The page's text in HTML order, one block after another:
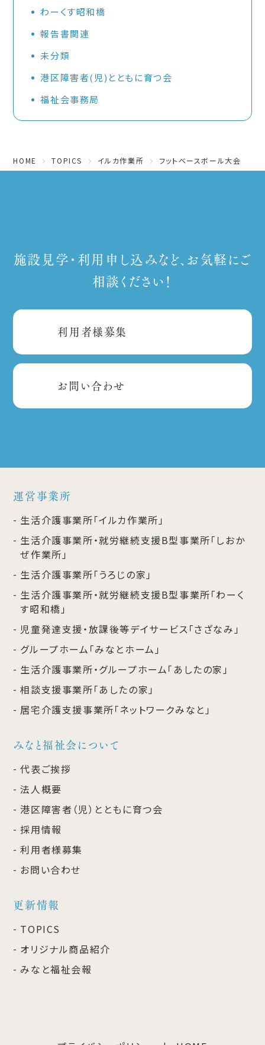
わーくす昭和橋
報告書関連
未分類
港区障害者(児)とともに育つ会
福祉会事務局
HOME TOPICS イルカ作業所 フットベースボール大会
施設見学・利用申し込みなど、お気軽にご
相談ください！
利用者様募集
お問い合わせ
運営事業所
生活介護事業所「イルカ作業所」
生活介護事業所・就労継続支援B型事業所「しおか
ぜ作業所」
生活介護事業所「うろじの家」
生活介護事業所・就労継続支援B型事業所「わーく
す昭和橋」
児童発達支援・放課後等デイサービス「さざなみ」
グループホーム「みなとホーム」
生活介護事業所・グループホーム「あしたの家」
相談支援事業所「あしたの家」
居宅介護支援事業所「ネットワークみなと」
みなと福祉会について
代表ご挨拶
法人概要
港区障害者（児）とともに育つ会
採用情報
利用者様募集
お問い合わせ
更新情報
TOPICS
オリジナル商品紹介
みなと福祉会報